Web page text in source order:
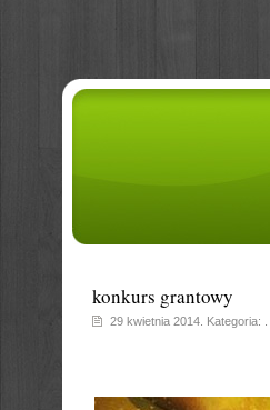
konkurs grantowy
29 kwietnia 2014. Kategoria: .